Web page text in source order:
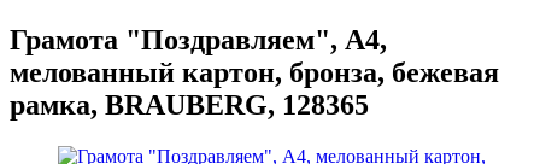
Грамота "Поздравляем", А4,
мелованный картон, бронза, бежевая
рамка, BRAUBERG, 128365